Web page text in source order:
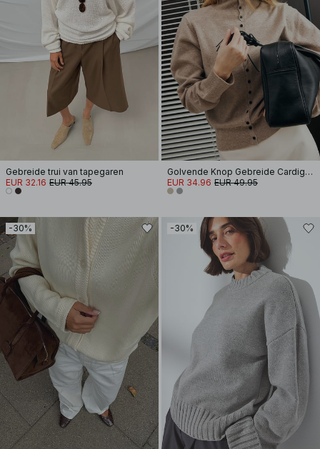
Gebreide trui van tapegaren
EUR 32.16 EUR 45.95
Golvende Knop Gebreide Cardigan
EUR 34.96 EUR 49.95
-30% -30%